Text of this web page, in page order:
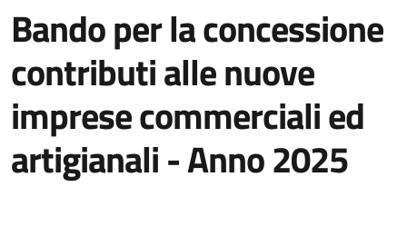
Bando per la concessione
contributi alle nuove
imprese commerciali ed
artigianali - Anno 2025